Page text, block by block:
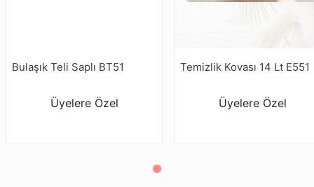
Bulaşık Teli Saplı BT51
Üyelere Özel
Temizlik Kovası 14 Lt E551
Üyelere Özel